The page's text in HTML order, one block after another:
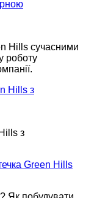
Hills сучасними
роботу
з